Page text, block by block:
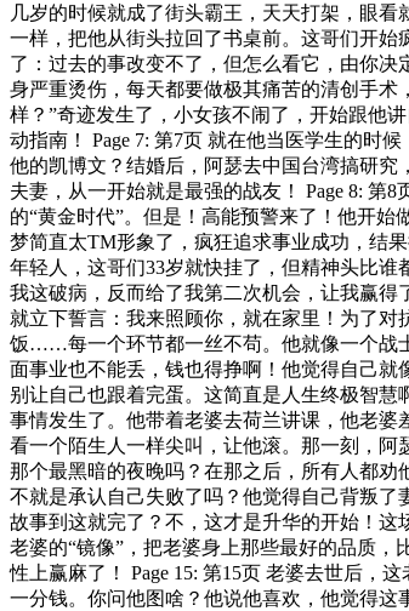
几岁的时候就成了街头霸王，天天打架，眼
一样，把他从街头拉回了书桌前。这哥们开
了：过去的事改变不了，但怎么看它，由你决
身严重烫伤，每天都要做极其痛苦的清创手
样？”奇迹发生了，小女孩不闹了，开始跟他
动指南！ Page 7: 第7页 就在他当医学生的时
他的凯博文？结婚后，阿瑟去中国台湾搞研
夫妻，从一开始就是最强的战友！ Page 8: 第
的“黄金时代”。但是！高能预警来了！他开
梦简直太TM形象了，疯狂追求事业成功，结
年轻人，这哥们33岁就快挂了，但精神头比谁
我这破病，反而给了我第二次机会，让我赢得
就立下誓言：我来照顾你，就在家里！为了
饭……每一个环节都一丝不苟。他就像一个战
面事业也不能丢，钱也得挣啊！他觉得自己就
别让自己也跟着完蛋。这简直是人生终极智慧
事情发生了。他带着老婆去荷兰讲课，他老
看一个陌生人一样尖叫，让他滚。那一刻，阿
那个最黑暗的夜晚吗？在那之后，所有人都劝
不就是承认自己失败了吗？他觉得自己背叛了
故事到这就完了？不，这才是升华的开始！这
老婆的“镜像”，把老婆身上那些最好的品质
性上赢麻了！ Page 15: 第15页 老婆去世后，
一分钱。你问他图啥？他说他喜欢，他觉得